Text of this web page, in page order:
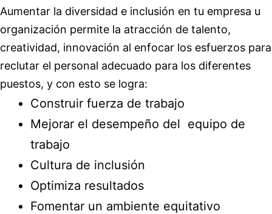
Aumentar la diversidad e inclusión en tu empresa u
organización permite la atracción de talento,
creatividad, innovación al enfocar los esfuerzos para
reclutar el personal adecuado para los diferentes
puestos, y con esto se logra:
Construir fuerza de trabajo
Mejorar el desempeño del equipo de
trabajo
Cultura de inclusión
Optimiza resultados
Fomentar un ambiente equitativo